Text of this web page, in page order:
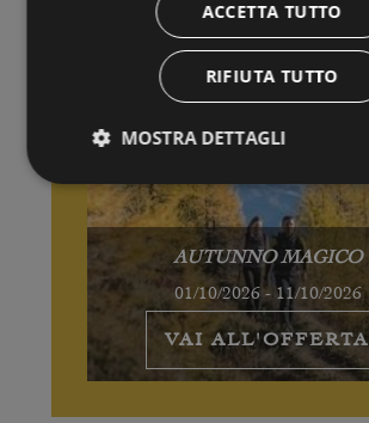
AUTUNNO MAGICO
01/10/2026 - 11/10/2026
VAI ALL'OFFERTA
ACCETTA TUTTO
RIFIUTA TUTTO
MOSTRA DETTAGLI